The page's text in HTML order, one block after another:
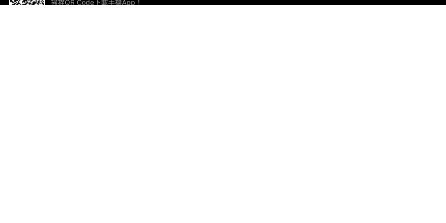
掃描QR Code下載手機App！